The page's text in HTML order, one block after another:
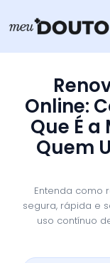
para
Online:
Que É
Quem
Entenda como
segura, rápida e
uso contínuo